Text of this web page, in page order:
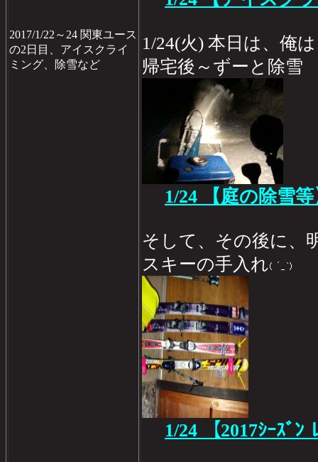
2017/1/22～24 関東ユース
の2日目、アイスクライ
ミング、除雪など
1/24(火) 本日は、俺
帰宅後～ずーと除雪
1/24 【庭の除雪等
そして、その後に、
スキーの手入れ
1/24 【2017ｼｰｽﾞﾝ